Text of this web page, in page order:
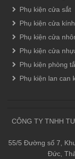
Phụ kiện cửa sắt
Phụ kiện cửa kính
Phụ kiện cửa
Phụ kiện cửa
Phụ kiện phòng
Phụ kiện lan can
CÔNG TY TNHH
55/5 Đường số 7,
Đức,